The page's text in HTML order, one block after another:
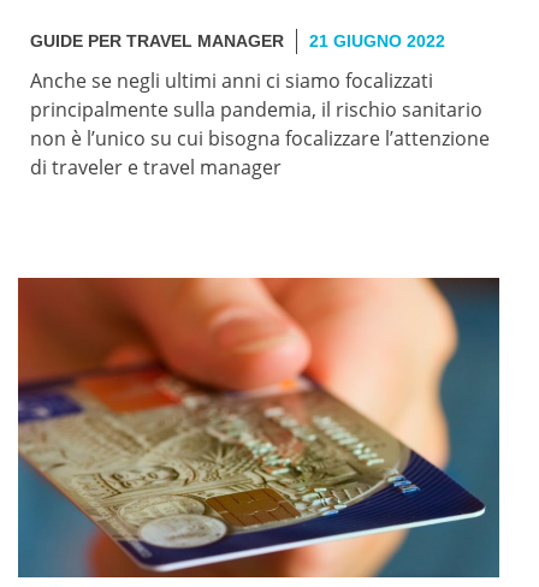
GUIDE PER TRAVEL MANAGER 21 GIUGNO 2022
Anche se negli ultimi anni ci siamo focalizzati
principalmente sulla pandemia, il rischio sanitario
non è l’unico su cui bisogna focalizzare l’attenzione
di traveler e travel manager